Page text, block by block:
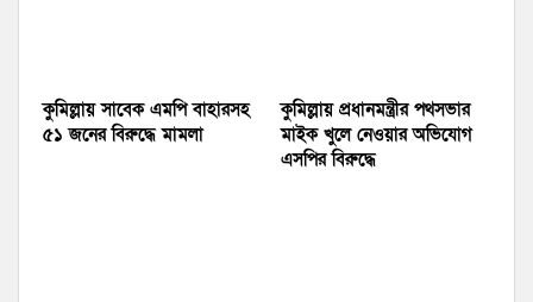
কুমিল্লায় সাবেক এমপি বাহারসহ
৫১ জনের বিরুদ্ধে মামলা
কুমিল্লায় প্রধানমন্ত্রীর পথসভার
মাইক খুলে নেওয়ার অভিযোগ
এসপির বিরুদ্ধে